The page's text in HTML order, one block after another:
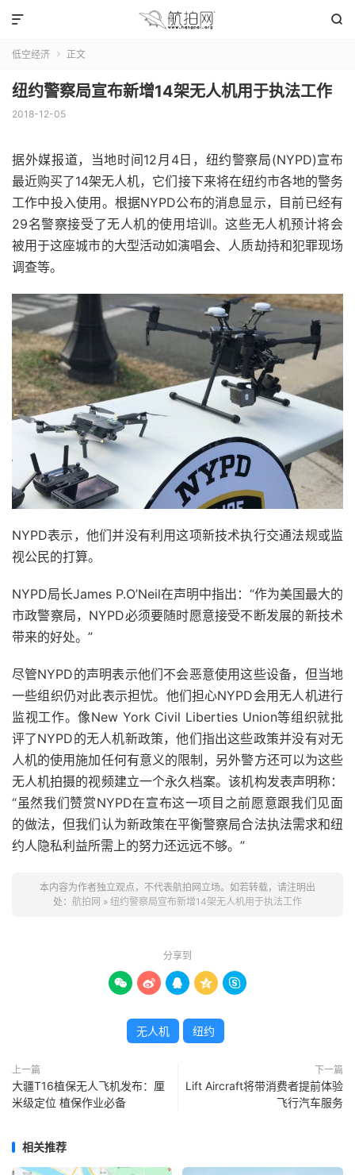


低空经济  正文
纽约警察局宣布新增14架无人机用于执法工作
2018-12-05
据外媒报道，当地时间12月4日，纽约警察局(NYPD)宣布
最近购买了14架无人机，它们接下来将在纽约市各地的警务
工作中投入使用。根据NYPD公布的消息显示，目前已经有
29名警察接受了无人机的使用培训。这些无人机预计将会
被用于这座城市的大型活动如演唱会、人质劫持和犯罪现场
调查等。
NYPD表示，他们并没有利用这项新技术执行交通法规或监
视公民的打算。
NYPD局长James P.O’Neil在声明中指出：“作为美国最大的
市政警察局，NYPD必须要随时愿意接受不断发展的新技术
带来的好处。”
尽管NYPD的声明表示他们不会恶意使用这些设备，但当地
一些组织仍对此表示担忧。他们担心NYPD会用无人机进行
监视工作。像New York Civil Liberties Union等组织就批
评了NYPD的无人机新政策，他们指出这些政策并没有对无
人机的使用施加任何有意义的限制，另外警方还可以为这些
无人机拍摄的视频建立一个永久档案。该机构发表声明称：
“虽然我们赞赏NYPD在宣布这一项目之前愿意跟我们见面
的做法，但我们认为新政策在平衡警察局合法执法需求和纽
约人隐私利益所需上的努力还远远不够。”
本内容为作者独立观点，不代表航拍网立场。如若转载，请注明出
处： 航拍网 » 纽约警察局宣布新增14架无人机用于执法工作
分享到
    
无人机 纽约
上一篇
大疆T16植保无人飞机发布：厘
米级定位 植保作业必备
下一篇
Lift Aircraft将带消费者提前体验
飞行汽车服务
相关推荐